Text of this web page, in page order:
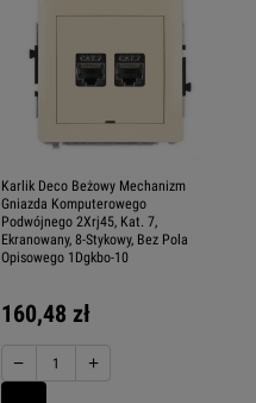
Karlik Deco Beżowy Mechanizm
Gniazda Komputerowego
Podwójnego 2Xrj45, Kat. 7,
Ekranowany, 8-Stykowy, Bez Pola
Opisowego 1Dgkbo-10
160,48 zł
− +